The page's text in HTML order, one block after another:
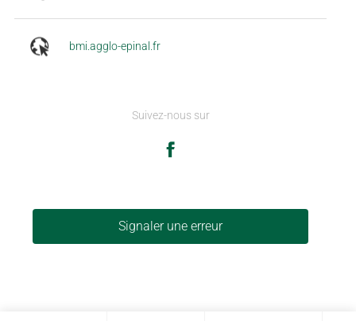
bmi.agglo-epinal.fr
Suivez-nous sur
Signaler une erreur